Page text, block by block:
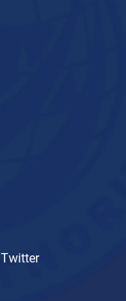
Twitter